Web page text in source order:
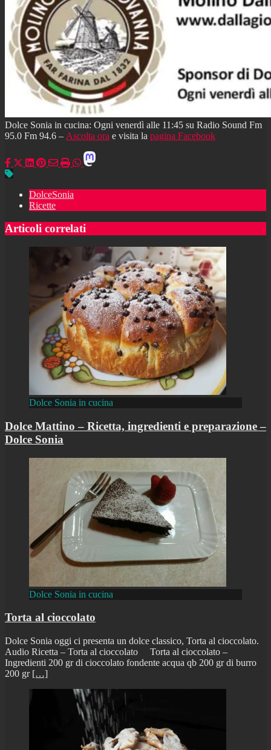
Dolce Sonia in cucina: Ogni venerdì alle 11:45 su Radio Sound Fm
95.0 Fm 94.6 – Ascolta ora e visita la pagina Facebook
DolceSonia
Ricette
Articoli correlati
Dolce Sonia in cucina
Dolce Mattino – Ricetta, ingredienti e preparazione –
Dolce Sonia
Dolce Sonia in cucina
Torta al cioccolato
Dolce Sonia oggi ci presenta un dolce classico, Torta al cioccolato.
Audio Ricetta – Torta al cioccolato Torta al cioccolato –
Ingredienti 200 gr di cioccolato fondente acqua qb 200 gr di burro
200 gr […]